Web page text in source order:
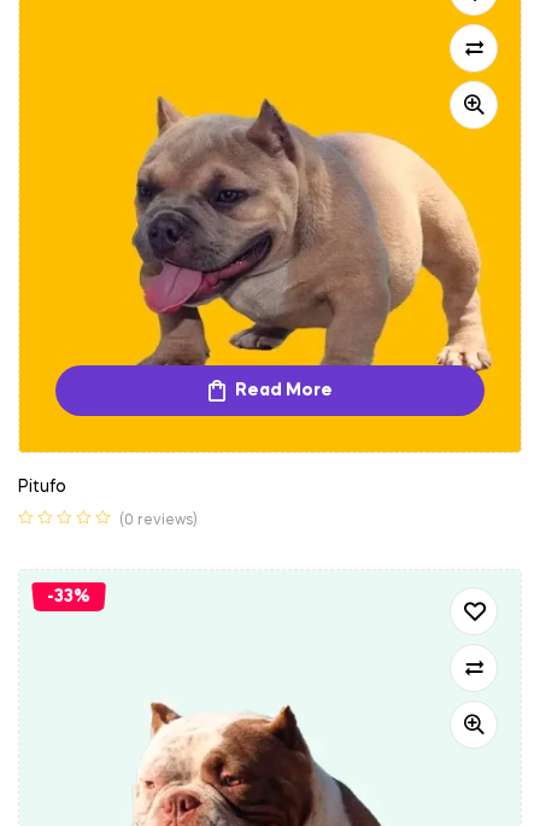
Read More
Pitufo
(0 reviews)
-33%